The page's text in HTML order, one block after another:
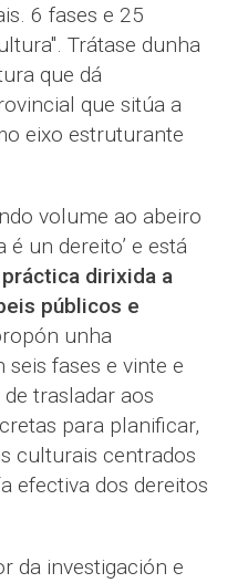
6 fases e 25
Trátase dunha
que dá
que sitúa a
eixo estruturante
volume ao abeiro
é un dereito’ e está
dirixida a
públicos e
unha
fases e vinte e
trasladar aos
para planificar,
culturais centrados
efectiva dos dereitos
da investigación e